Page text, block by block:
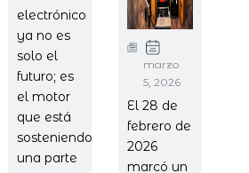
electrónico
ya no es
solo el
futuro; es
el motor
que está
sosteniendo
una parte
marzo
5, 2026
El 28 de
febrero de
2026
marcó un